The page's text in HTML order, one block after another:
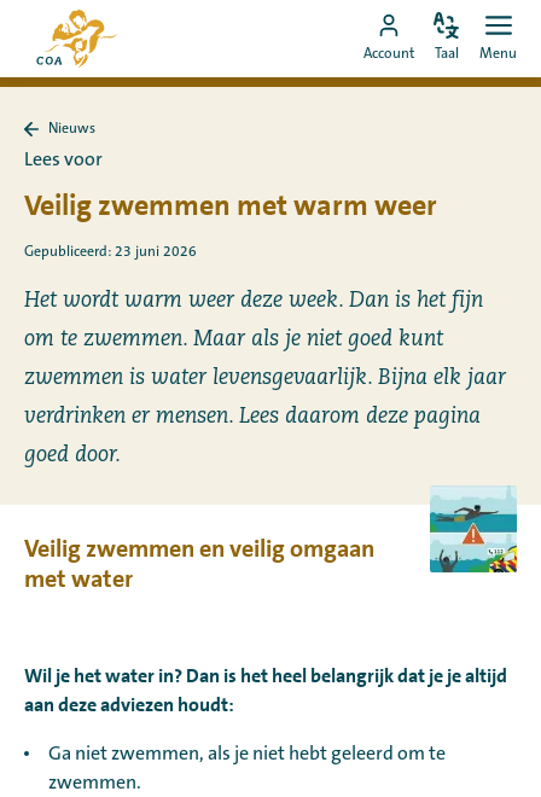
naar
content
Naar
de
startpagina
MyCOA
Ga
naar
Account
Pas
taal
Taal Menu
naar
Nieuws
Lees voor
Veilig zwemmen met warm weer
Gepubliceerd: 23 juni 2026
Het wordt warm weer deze week. Dan is het fijn
om te zwemmen. Maar als je niet goed kunt
zwemmen is water levensgevaarlijk. Bijna elk jaar
verdrinken er mensen. Lees daarom deze pagina
goed door.
Veilig zwemmen en veilig omgaan
met water
Wil je het water in? Dan is het heel belangrijk dat je je altijd
aan deze adviezen houdt:
Ga niet zwemmen, als je niet hebt geleerd om te
zwemmen.